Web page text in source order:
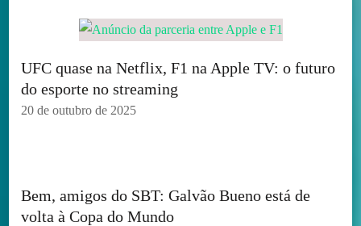
UFC quase na Netflix, F1 na Apple TV: o futuro
do esporte no streaming
20 de outubro de 2025
Bem, amigos do SBT: Galvão Bueno está de
volta à Copa do Mundo